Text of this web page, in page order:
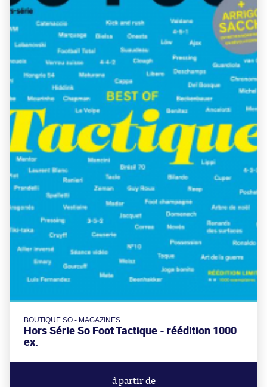
BOUTIQUE SO - MAGAZINES
Hors Série So Foot Tactique - réédition 1000
ex.
à partir de